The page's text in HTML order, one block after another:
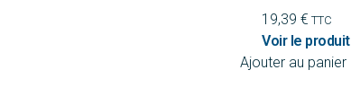
19,39€ TTC
Ajouter au panier